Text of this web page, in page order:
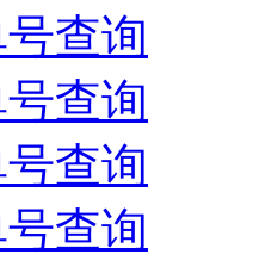
查询
查询
查询
查询